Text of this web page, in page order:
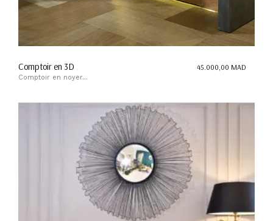
Comptoir en 3D
Comptoir en noyer...
45.000,00 MAD